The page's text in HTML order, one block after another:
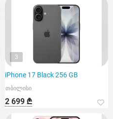
3
iPhone 17 Black 256 GB
თბილისი
2 699 ₾